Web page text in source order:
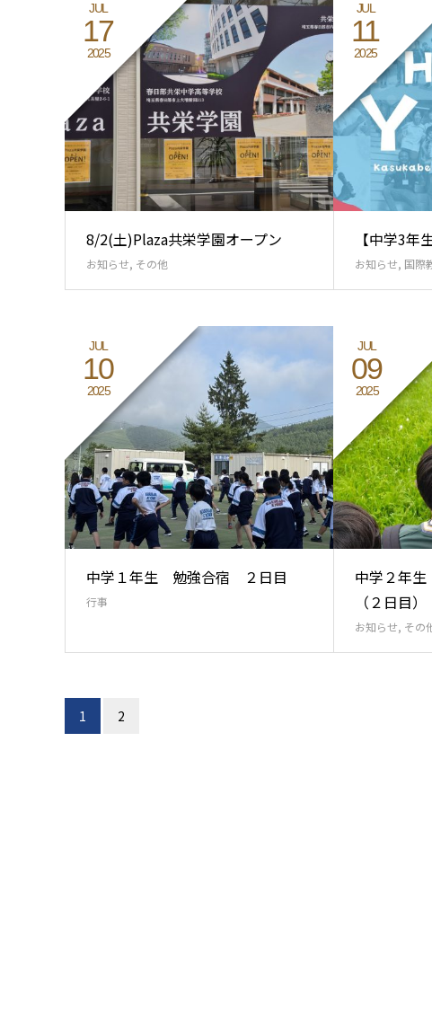
JUL
17
2025
8/2(土)Plaza共栄学園オープン
お知らせ, その他
JUL
11
2025
【中学3年
お知らせ, 国際
JUL
10
2025
中学１年生 勉強合宿 ２日目
行事
JUL
09
2025
中学２年
（２日目）
お知らせ, その
1 2